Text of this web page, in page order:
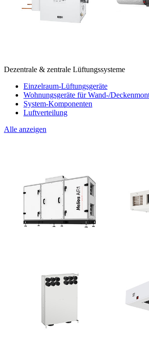
Dezentrale & zentrale Lüftungssysteme
Einzelraum-Lüftungsgeräte
Wohnungsgeräte für Wand-/
System-Komponenten
Luftverteilung
Alle anzeigen